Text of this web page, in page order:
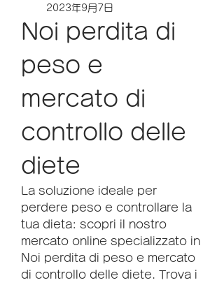
2023年9月7日
Noi perdita di
peso e
mercato di
controllo delle
diete
La soluzione ideale per
perdere peso e controllare la
tua dieta: scopri il nostro
mercato online specializzato in
Noi perdita di peso e mercato
di controllo delle diete. Trova i